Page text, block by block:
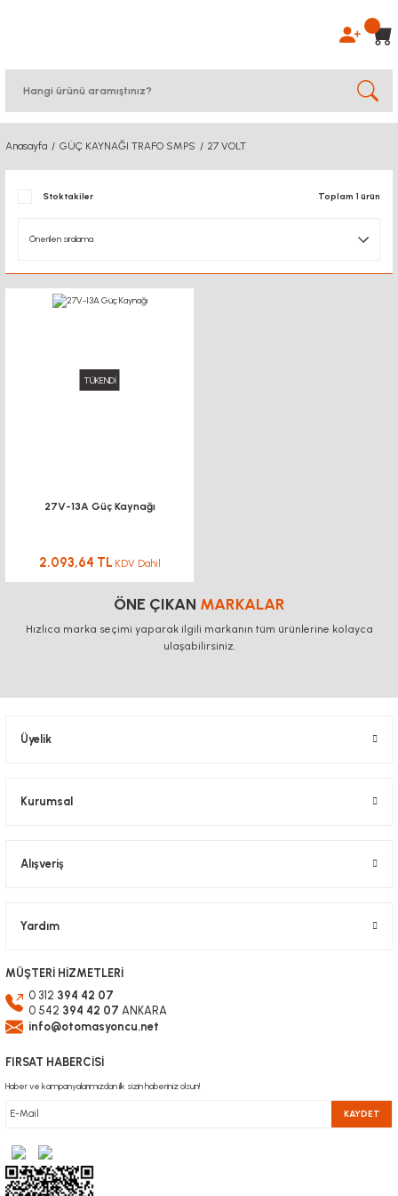
Anasayfa GÜÇ KAYNAĞI TRAFO SMPS 27 VOLT
Stoktakiler Toplam 1 ürün
TÜKENDİ
27V-13A Güç Kaynağı
2.093,64 TL KDV Dahil
ÖNE ÇIKAN MARKALAR
Hızlıca marka seçimi yaparak ilgili markanın tüm ürünlerine kolayca
ulaşabilirsiniz.
Üyelik
Kurumsal
Alışveriş
Yardım
MÜŞTERİ HİZMETLERİ
0 312 394 42 07
0 542 394 42 07 ANKARA
info@otomasyoncu.net
FIRSAT HABERCİSİ
Haber ve kampanyalarımızdan ilk sizin haberiniz olsun!
KAYDET